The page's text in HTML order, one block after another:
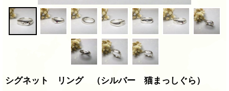
シグネット リング （シルバー 猫まっしぐら）